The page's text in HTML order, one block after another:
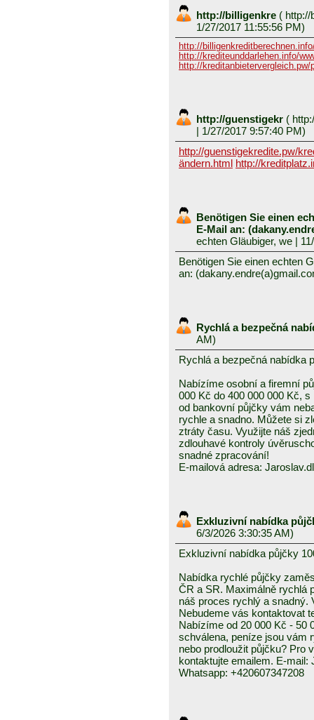
http://billigenkre ( http://
1/27/2017 11:55:56 PM)
http://
http://krediteunddarlehen.info/
http://
http://guenstigekr (
| 1/27/2017 9:57:40 PM)
http://guenstigekredite.pw/
ändern.html http://
Benötigen Sie einen
E-Mail an:
echten Gläubiger, we |
Benötigen Sie einen echten
an:
Rychlá a bezpečná
AM)
Rychlá a bezpečná nabídka
Nabízíme osobní a firemní
000 Kč do 400 000 000 Kč,
od bankovní půjčky vám
rychle a snadno. Můžete si
ztráty času. Využijte náš
zdlouhavé kontroly
snadné zpracování!
E-mailová adresa:
Exkluzivní nabídka
6/3/2026 3:30:35 AM)
Exkluzivní nabídka půjčky
Nabídka rychlé půjčky
ČR a SR. Maximálně rychlá
náš proces rychlý a snadný.
Nebudeme vás kontaktovat
Nabízíme od 20 000 Kč - 50
schválena, peníze jsou vám
nebo prodloužit půjčku? Pro
kontaktujte emailem. E-mail:
Whatsapp: +420607347208